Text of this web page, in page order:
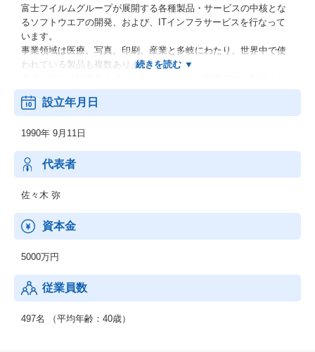
富士フイルムグループが展開する各種製品・サービスの中核とな
るソフトウエアの開発、および、ITインフラサービスを行なって
います。
事業領域は医療、写真、印刷、産業と多岐にわたり、世界中で使
われている製品も複数あります。
ービスの創造」を通して、
様々な分野で世界中の人々の豊かな生活と富士フイルムグループ
～主な事業領域（製品・サービス）～
①ヘルスケア（医療機器、医療ITソリューション、調剤監査支援
システム）
②フォトイメージング（フォトプリントシステム、ネットプリン
③映像（デジタルカメラ、放送用TVレンズ、監視カメラ）
④印刷・産業（印刷ワークフロー、インクジェットデジタル印刷
上記の他、基盤技術としてAI・画像処理技術、ITインフラ技術
（クラウド、セキュリティ）、デジタル信号処理技術（FPGA、G
PU等）にも携わっています。
富士フイルムが誇る高品質な製品づくりで培ってきた高い技術力
設立年月日
1990年 9月11日
代表者
佐々木 弥
資本金
5000万円
従業員数
497名 （平均年齢：40歳）